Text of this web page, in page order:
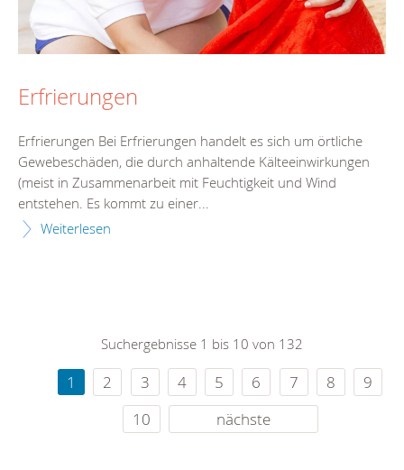
Erfrierungen
Erfrierungen Bei Erfrierungen handelt es sich um örtliche
Gewebeschäden, die durch anhaltende Kälteeinwirkungen
(meist in Zusammenarbeit mit Feuchtigkeit und Wind
entstehen. Es kommt zu einer...
Weiterlesen
Suchergebnisse 1 bis 10 von 132
1 2 3 4 5 6 7 8
9
10
nächste